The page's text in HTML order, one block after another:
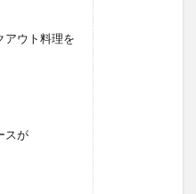
アウト料理を
スが